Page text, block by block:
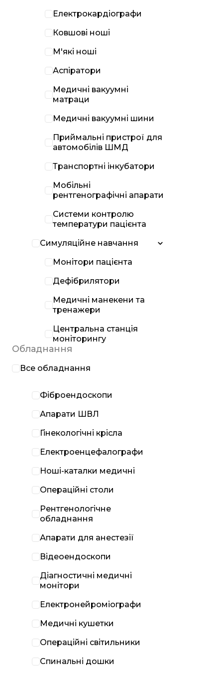
Електрокардіографи
Ковшові ноші
М'які ноші
Аспіратори
Медичні вакуумні
матраци
Медичні вакуумні шини
Приймальні пристрої для
автомобілів ШМД
Транспортні інкубатори
Мобільні
рентгенографічні апарати
Системи контролю
температури пацієнта
Симуляційне навчання
Монітори пацієнта
Дефібрилятори
Медичні манекени та
тренажери
Центральна станція
моніторингу
Обладнання
Все обладнання
Фіброендоскопи
Апарати ШВЛ
Гінекологічні крісла
Електроенцефалографи
Ноші-каталки медичні
Операційні столи
Рентгенологічне
обладнання
Апарати для анестезії
Відеоендоскопи
Діагностичні медичні
монітори
Електронейроміографи
Медичні кушетки
Операційні світильники
Спинальні дошки